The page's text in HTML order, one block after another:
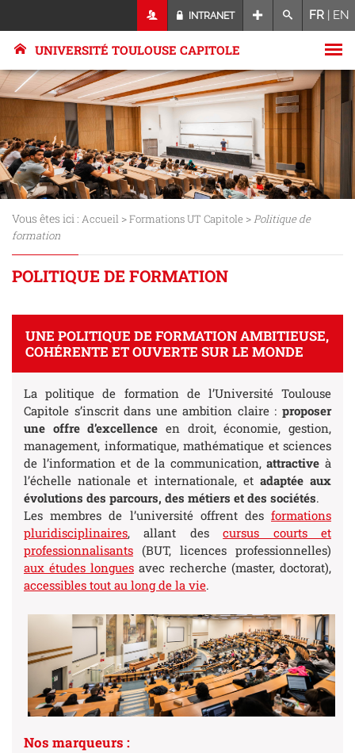
INTRANET FR | EN
UNIVERSITÉ TOULOUSE CAPITOLE
Vous êtes ici : Accueil >Formations UT Capitole >Politique de
formation
POLITIQUE DE FORMATION
UNE POLITIQUE DE FORMATION AMBITIEUSE,
COHÉRENTE ET OUVERTE SUR LE MONDE
La politique de formation de l’Université Toulouse
Capitole s’inscrit dans une ambition claire : proposer
une offre d’excellence en droit, économie, gestion,
management, informatique, mathématique et sciences
de l’information et de la communication,attractiveà
l’échelle nationale et internationale, et adaptée aux
évolutions des parcours, des métiers et des sociétés.
Les membres de l’université offrent des formations
pluridisciplinaires, allant descursus courts et
professionnalisants (BUT, licences professionnelles)
aux études longues avec recherche (master, doctorat),
accessibles tout au long de la vie.
Nos marqueurs :